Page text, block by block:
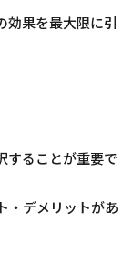
効果を最大限に引
することが重要で
・デメリットがあ